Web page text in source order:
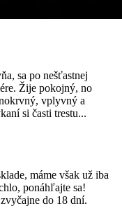
sa po nešťastnej
Žije pokojný, no
vplyvný a
si časti trestu...
máme však už iba
ponáhľajte sa!
do 18 dní.